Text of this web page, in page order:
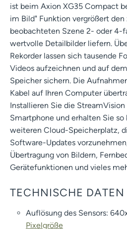
ist beim Axion XG35 Compact
im Bild" Funktion vergrößert
beobachteten Szene 2- oder 4-
wertvolle Detailbilder liefern.
Rekorder lassen sich tausende
Videos aufzeichnen und auf
Speicher sichern. Die
Kabel auf Ihren Computer
Installieren Sie die
Smartphone und erhalten Sie
weiteren Cloud-Speicherplatz,
Software-Updates
Übertragung von Bildern,
Gerätefunktionen und vieles
TECHNISCHE DATEN
Auflösung des Sensors:
Pixelgröße